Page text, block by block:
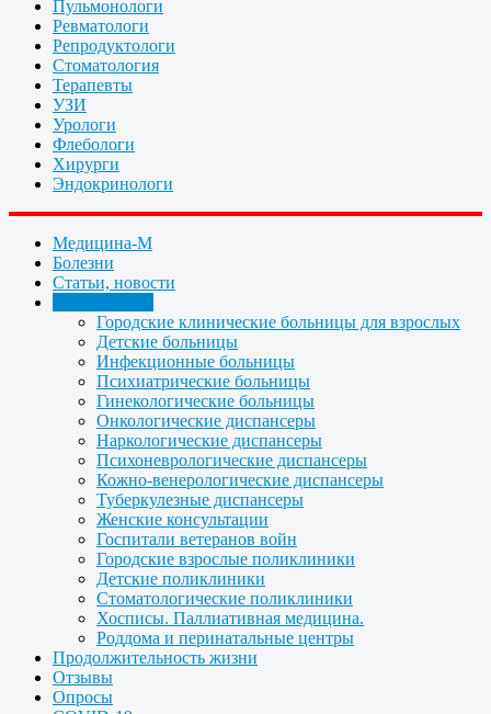
Пульмонологи
Ревматологи
Репродуктологи
Стоматология
Терапевты
УЗИ
Урологи
Флебологи
Хирурги
Эндокринологи
Медицина-М
Болезни
Статьи, новости
Городские клинические больницы для взрослых
Детские больницы
Инфекционные больницы
Психиатрические больницы
Гинекологические больницы
Онкологические диспансеры
Наркологические диспансеры
Психоневрологические диспансеры
Кожно-венерологические диспансеры
Туберкулезные диспансеры
Женские консультации
Госпитали ветеранов войн
Городские взрослые поликлиники
Детские поликлиники
Стоматологические поликлиники
Хосписы. Паллиативная медицина.
Роддома и перинатальные центры
Продолжительность жизни
Отзывы
Опросы